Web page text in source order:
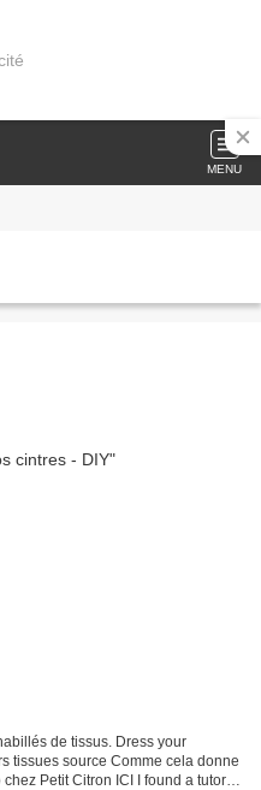
MENU
de tissus. Dress your
tissues source Comme cela donne
Petit Citron ICI I found a tutorial